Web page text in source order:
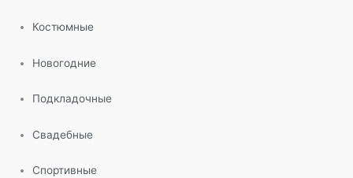
Костюмные
Новогодние
Подкладочные
Свадебные
Спортивные